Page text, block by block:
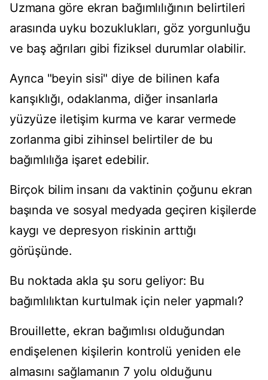
Uzmana göre ekran bağımlılığının belirtileri
arasında uyku bozuklukları, göz yorgunluğu
ve baş ağrıları gibi fiziksel durumlar olabilir.
Ayrıca "beyin sisi" diye de bilinen kafa
karışıklığı, odaklanma, diğer insanlarla
yüzyüze iletişim kurma ve karar vermede
zorlanma gibi zihinsel belirtiler de bu
bağımlılığa işaret edebilir.
Birçok bilim insanı da vaktinin çoğunu ekran
başında ve sosyal medyada geçiren kişilerde
kaygı ve depresyon riskinin arttığı
görüşünde.
Bu noktada akla şu soru geliyor: Bu
bağımlılıktan kurtulmak için neler yapmalı?
Brouillette, ekran bağımlısı olduğundan
endişelenen kişilerin kontrolü yeniden ele
almasını sağlamanın 7 yolu olduğunu